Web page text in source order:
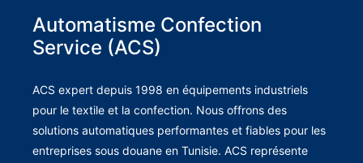
Automatisme Confection
Service (ACS)
ACS expert depuis 1998 en équipements industriels
pour le textile et la confection. Nous offrons des
solutions automatiques performantes et fiables pour les
entreprises sous douane en Tunisie. ACS représente